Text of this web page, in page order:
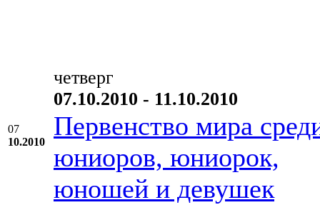
07
10.2010
четверг
07.10.2010 - 11.10.2010
Первенство мира
юниоров, юниорок,
юношей и девушек